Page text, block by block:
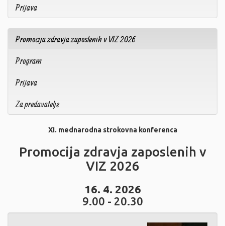
Prijava
Promocija zdravja zaposlenih v VIZ 2026
Program
Prijava
Za predavatelje
XI. mednarodna strokovna konferenca
Promocija zdravja zaposlenih v
VIZ 2026
16. 4. 2026
9.00 - 20.30